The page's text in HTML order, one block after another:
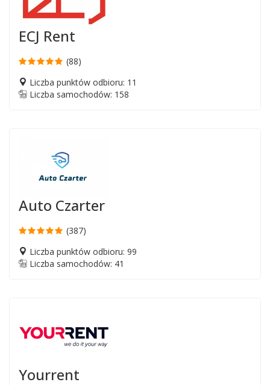
ECJ Rent
(88)
Liczba punktów odbioru: 11
Liczba samochodów: 158
Auto Czarter
(387)
Liczba punktów odbioru: 99
Liczba samochodów: 41
Yourrent